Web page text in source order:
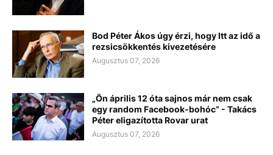
Bod Péter Ákos úgy érzi, hogy Itt az idő a
rezsicsökkentés kivezetésére
Augusztus 07, 2026
„Ön április 12 óta sajnos már nem csak
egy random Facebook-bohóc” - Takács
Péter eligazította Rovar urat
Augusztus 07, 2026